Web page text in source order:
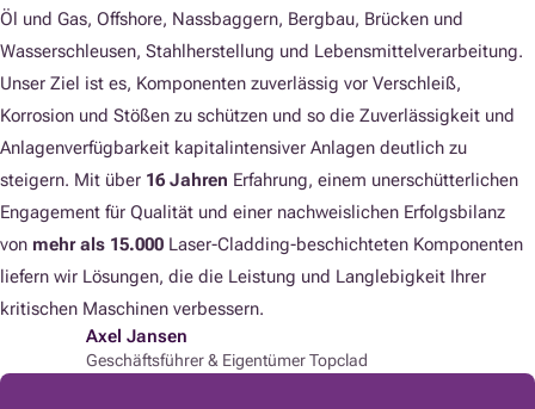
Öl und Gas, Offshore, Nassbaggern, Bergbau, Brücken und
Wasserschleusen, Stahlherstellung und Lebensmittelverarbeitung.
Unser Ziel ist es, Komponenten zuverlässig vor Verschleiß,
Korrosion und Stößen zu schützen und so die Zuverlässigkeit und
Anlagenverfügbarkeit kapitalintensiver Anlagen deutlich zu
steigern. Mit über 16 Jahren Erfahrung, einem unerschütterlichen
Engagement für Qualität und einer nachweislichen Erfolgsbilanz
von mehr als 15.000 Laser-Cladding-beschichteten Komponenten
liefern wir Lösungen, die die Leistung und Langlebigkeit Ihrer
kritischen Maschinen verbessern.
Axel Jansen
Geschäftsführer & Eigentümer Topclad